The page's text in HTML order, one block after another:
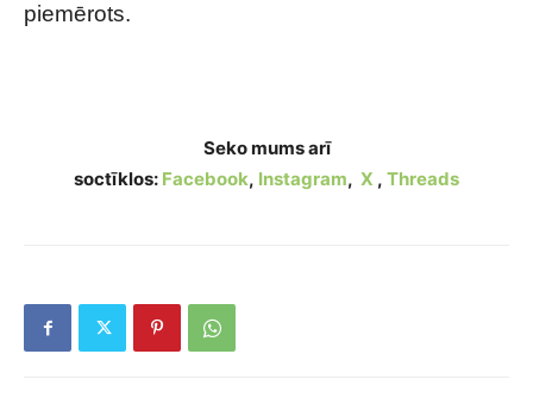
piemērots.
Seko mums arī
soctīklos: Facebook, Instagram, X , Threads